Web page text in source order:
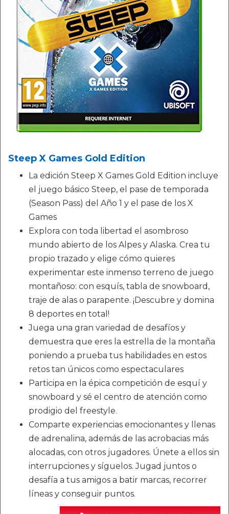
Steep X Games Gold Edition
La edición Steep X Games Gold Edition incluye
el juego básico Steep, el pase de temporada
(Season Pass) del Año 1 y el pase de los X
Games
Explora con toda libertad el asombroso
mundo abierto de los Alpes y Alaska. Crea tu
propio trazado y elige cómo quieres
experimentar este inmenso terreno de juego
montañoso: con esquís, tabla de snowboard,
traje de alas o parapente. ¡Descubre y domina
8 deportes en total!
Juega una gran variedad de desafíos y
demuestra que eres la estrella de la montaña
poniendo a prueba tus habilidades en estos
retos tan únicos como espectaculares
Participa en la épica competición de esquí y
snowboard y sé el centro de atención como
prodigio del freestyle.
Comparte experiencias emocionantes y llenas
de adrenalina, además de las acrobacias más
alocadas, con otros jugadores. Únete a ellos sin
interrupciones y síguelos. Jugad juntos o
desafía a tus amigos a batir marcas, recorrer
líneas y conseguir puntos.